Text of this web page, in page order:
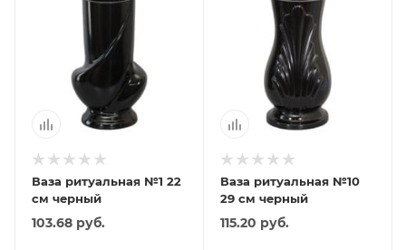
Ваза ритуальная №1 22
см черный
103.68 руб.
Ваза ритуальная №10
29 см черный
115.20 руб.